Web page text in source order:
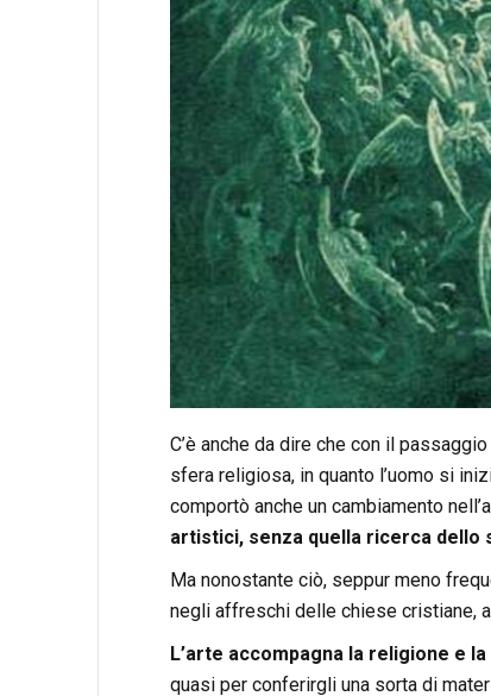
C’è anche da dire che con il
sfera religiosa, in quanto l’uomo si
comportò anche un cambiamento
artistici, senza quella ricerca dello
Ma nonostante ciò, seppur meno
negli affreschi delle chiese cristiane,
L’arte accompagna la religione e
quasi per conferirgli una sorta di